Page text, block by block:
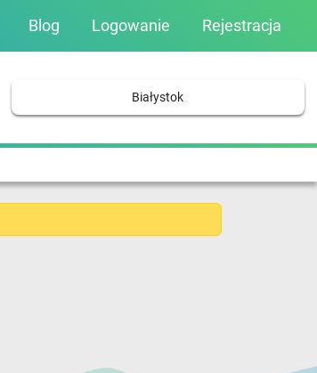
Blog Logowanie Rejestracja
Białystok